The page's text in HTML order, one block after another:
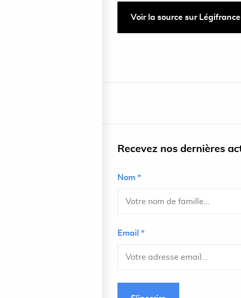
Voir la source sur Légifrance
Recevez nos dernières
Nom *
Email *